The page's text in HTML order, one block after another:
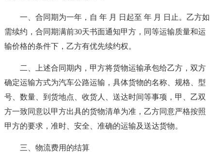
一、合同期为一年，自 年 月 日起至 年 月 日止。乙方如
需续约，合同期满前30天书面通知甲方，同等运输质量和运
输价格的条件下，乙方有优先续约权。
二、上述合同期内，甲方将货物运输承包给乙方，双方
确定运输方式为汽车公路运输，具体货物的名称、规格、型
号、数量、到货地点、收货人、送达时间等事项，甲、乙双
方一致同意以甲方出具的货物清单为准，乙方同意严格按照
甲方的要求，准时、安全、准确的运输及送达货物。
三、物流费用的结算